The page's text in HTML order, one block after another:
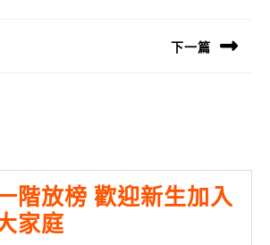
下一篇
階放榜 歡迎新生加入
家庭